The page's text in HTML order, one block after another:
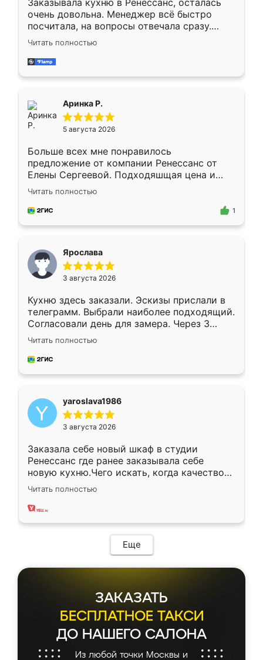
Заказывала кухню в Ренессанс, осталась
очень довольна. Менеджер всё быстро
посчитала, на вопросы отвечала сразу.
Замерщик приехал в субботу, подошёл к
делу со всей ответственностью. Собрали
за день, ребята работали аккуратно, даже
Читать полностью
Аринка Р.
5 августа 2026
Больше всех мне понравилось
предложение от компании Ренессанс от
Елены Сергеевой. Подходяшщая цена и
короткие сроки изготовления. Приехавший
для замера сотрудник Владислав
предложил по моему эскизу самый
Читать полностью
1
Ярослава
3 августа 2026
Кухню здесь заказали. Эскизы прислали в
телеграмм. Выбрали наиболее подходящий.
Согласовали день для замера. Через 3
недели кухня была уже готова. Остались
довольны работой. Спасибо Ренессанс
мебель за качественную работу!
Читать полностью
yaroslava1986
3 августа 2026
Заказала себе новый шкаф в студии
Ренессанс где ранее заказывала себе
новую кухню.Чего искать, когда качеством
вполне довольна. Служит кухня уже почти
два года, нареканий нет.
Читать полностью
Еще
ЗАКАЗАТЬ
БЕСПЛАТНОЕ ТАКСИ
ДО НАШЕГО САЛОНА
Из любой точки Москвы и